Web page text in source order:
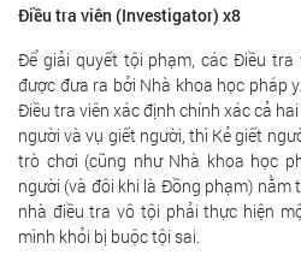
Điều tra viên (Investigator) x8
Để giải quyết tội phạm, các Điều
được đưa ra bởi Nhà khoa học pháp
Điều tra viên xác định chính xác cả
người và vụ giết người, thì Kẻ giết
trò chơi (cũng như Nhà khoa học
người (và đôi khi là Đồng phạm) nằm
nhà điều tra vô tội phải thực hiện
mình khỏi bị buộc tội sai.